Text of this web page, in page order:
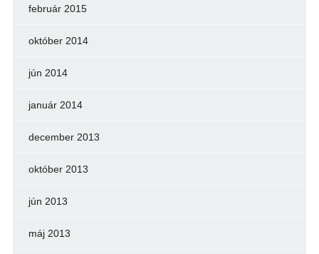
február 2015
október 2014
jún 2014
január 2014
december 2013
október 2013
jún 2013
máj 2013